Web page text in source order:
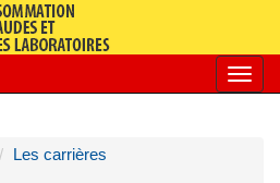
Les carrières